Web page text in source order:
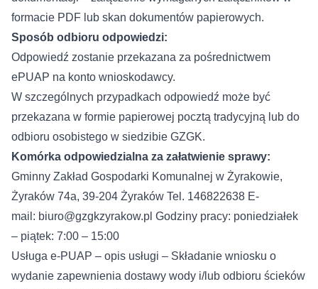
formacie PDF lub skan dokumentów papierowych.
Sposób odbioru odpowiedzi:
Odpowiedź zostanie przekazana za pośrednictwem
ePUAP na konto wnioskodawcy.
W szczególnych przypadkach odpowiedź może być
przekazana w formie papierowej pocztą tradycyjną lub do
odbioru osobistego w siedzibie GZGK.
Komórka odpowiedzialna za załatwienie sprawy:
Gminny Zakład Gospodarki Komunalnej w Żyrakowie,
Żyraków 74a, 39-204 Żyraków Tel. 146822638 E-
mail: biuro@gzgkzyrakow.pl Godziny pracy: poniedziałek
– piątek: 7:00 – 15:00
Usługa e-PUAP – opis usługi – Składanie wniosku o
wydanie zapewnienia dostawy wody i/lub odbioru ścieków